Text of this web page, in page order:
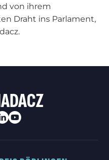
von ihrem
Draht ins Parlament,